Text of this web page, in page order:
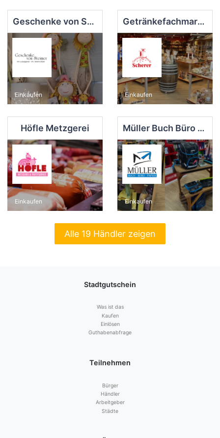
Geschenke von Steimer
Einkaufen
Getränkefachmarkt Scherer
Einkaufen
Höfle Metzgerei
Einkaufen
Müller Buch Büro Papier
Einkaufen
Alle 19 Händler zeigen
Stadtgutschein
Was ist das
Kaufen
Einlösen
Guthabenabfrage
Teilnehmen
Bürger
Händler
Arbeitgeber
Städte